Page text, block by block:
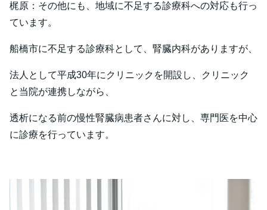
梶原：その他にも、地域に不足する診療科への対応も行っ
ています。
船橋市に不足する診療科として、腎臓内科がありますが、
法人として平成30年にクリニックを開設し、クリニック
と当院が連携しながら、
透析になる前の慢性腎臓病患者さんに対し、専門医を中心
に診療を行っています。